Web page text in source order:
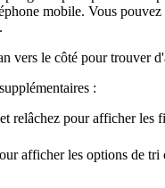
mobile. Vous
vers le côté pour trouver
:
relâchez pour afficher les
afficher les options de tri